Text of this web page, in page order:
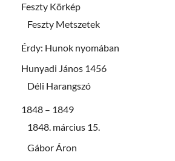
Feszty Körkép
Feszty Metszetek
Érdy: Hunok nyomában
Hunyadi János 1456
Déli Harangszó
1848 – 1849
1848. március 15.
Gábor Áron